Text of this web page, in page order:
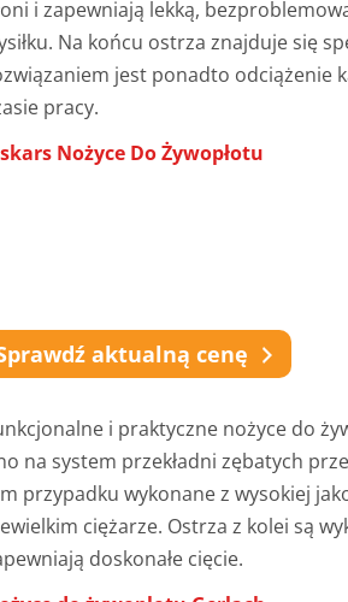
i zapewniają lekką,
Na końcu ostrza znajduje się
jest ponadto odciążenie
pracy.
Nożyce Do Żywopłotu
aktualną cenę
i praktyczne nożyce do
na system przekładni zębatych
przypadku wykonane z wysokiej
ciężarze. Ostrza z kolei są
doskonałe cięcie.